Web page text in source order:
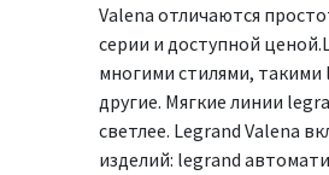
Valena отличаются
серии и доступной
многими стилями, такими
другие. Мягкие линии
светлее. Legrand Valena
изделий: legrand